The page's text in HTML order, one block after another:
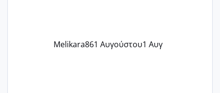
Melikara861 Αυγούστου1 Αυγ